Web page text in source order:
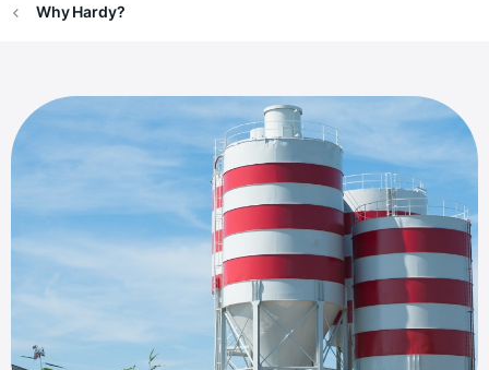
Why Hardy?